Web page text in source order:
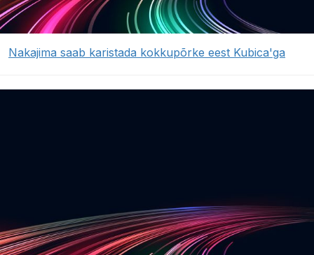
Nakajima saab karistada kokkupõrke eest Kubica'ga